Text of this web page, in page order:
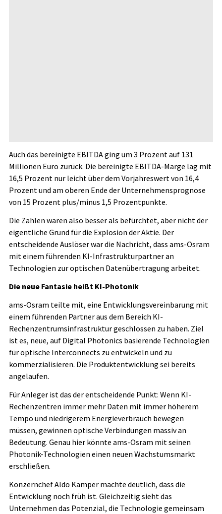
Auch das bereinigte EBITDA ging um 3 Prozent auf 131
Millionen Euro zurück. Die bereinigte EBITDA-Marge lag mit
16,5 Prozent nur leicht über dem Vorjahreswert von 16,4
Prozent und am oberen Ende der Unternehmensprognose
von 15 Prozent plus/minus 1,5 Prozentpunkte.
Die Zahlen waren also besser als befürchtet, aber nicht der
eigentliche Grund für die Explosion der Aktie. Der
entscheidende Auslöser war die Nachricht, dass ams-Osram
mit einem führenden KI-Infrastrukturpartner an
Technologien zur optischen Datenübertragung arbeitet.
Die neue Fantasie heißt KI-Photonik
ams-Osram teilte mit, eine Entwicklungsvereinbarung mit
einem führenden Partner aus dem Bereich KI-
Rechenzentrumsinfrastruktur geschlossen zu haben. Ziel
ist es, neue, auf Digital Photonics basierende Technologien
für optische Interconnects zu entwickeln und zu
kommerzialisieren. Die Produktentwicklung sei bereits
angelaufen.
Für Anleger ist das der entscheidende Punkt: Wenn KI-
Rechenzentren immer mehr Daten mit immer höherem
Tempo und niedrigerem Energieverbrauch bewegen
müssen, gewinnen optische Verbindungen massiv an
Bedeutung. Genau hier könnte ams-Osram mit seinen
Photonik-Technologien einen neuen Wachstumsmarkt
erschließen.
Konzernchef Aldo Kamper machte deutlich, dass die
Entwicklung noch früh ist. Gleichzeitig sieht das
Unternehmen das Potenzial, die Technologie gemeinsam